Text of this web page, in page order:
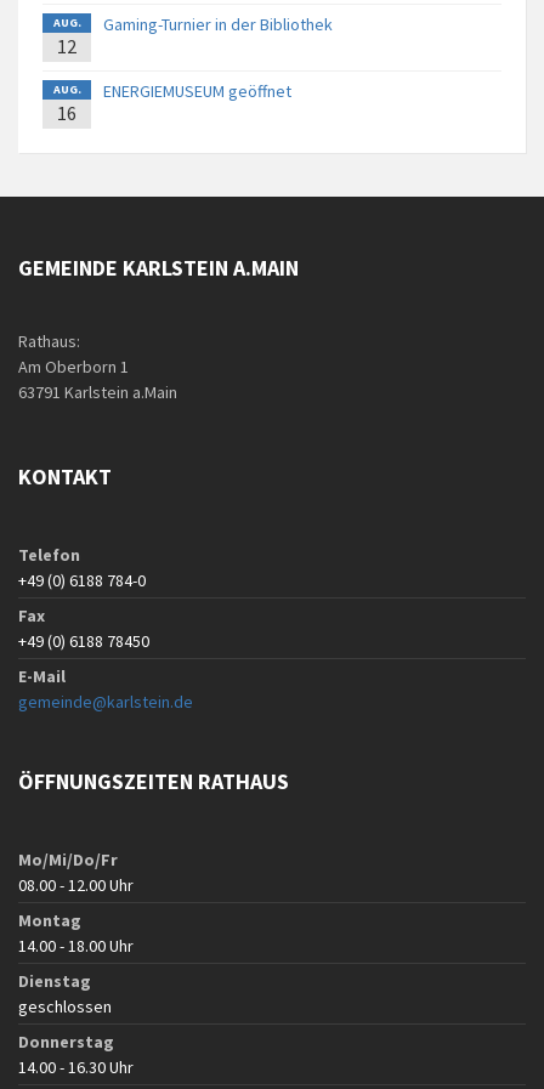
AUG.
12
Gaming-Turnier in der Bibliothek
AUG.
16
ENERGIEMUSEUM geöffnet
GEMEINDE KARLSTEIN A.MAIN
Rathaus:
Am Oberborn 1
63791 Karlstein a.Main
KONTAKT
Telefon
+49 (0) 6188 784-0
Fax
+49 (0) 6188 78450
E-Mail
gemeinde@karlstein.de
ÖFFNUNGSZEITEN RATHAUS
Mo/Mi/Do/Fr
08.00 - 12.00 Uhr
Montag
14.00 - 18.00 Uhr
Dienstag
geschlossen
Donnerstag
14.00 - 16.30 Uhr